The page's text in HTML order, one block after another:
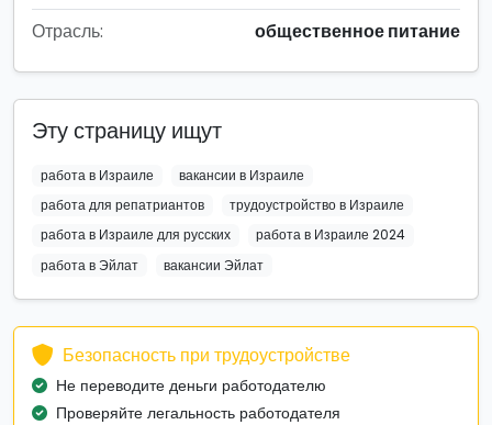
Отрасль:
общественное питание
Эту страницу ищут
работа в Израиле
вакансии в Израиле
работа для репатриантов
трудоустройство в Израиле
работа в Израиле для русских
работа в Израиле 2024
работа в Эйлат
вакансии Эйлат
Безопасность при трудоустройстве
Не переводите деньги работодателю
Проверяйте легальность работодателя